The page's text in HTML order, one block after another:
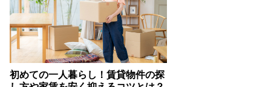
初めての一人暮らし！賃貸物件の探